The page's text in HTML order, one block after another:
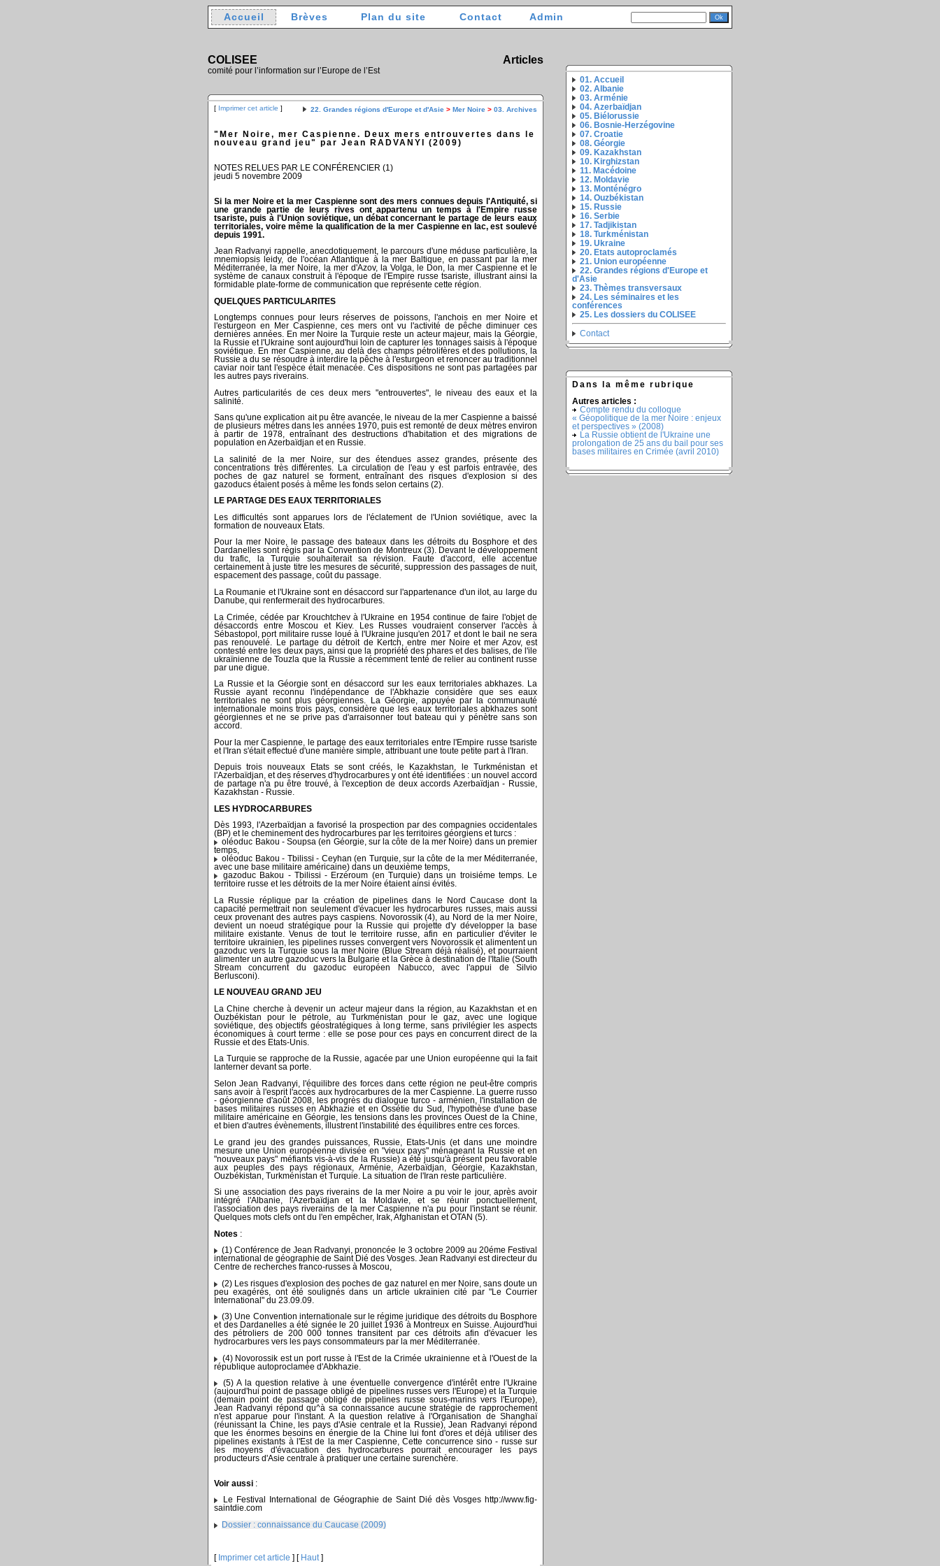
Accueil Brèves Plan du site Contact Admin
COLISEE Articles
comité pour l’information sur l’Europe de l’Est
[ Imprimer cet article ] 22. Grandes régions d'Europe et d'Asie > Mer Noire > 03. Archives
"Mer Noire, mer Caspienne. Deux mers entrouvertes dans le
nouveau grand jeu" par Jean RADVANYI (2009)
NOTES RELUES PAR LE CONFÉRENCIER (1)
jeudi 5 novembre 2009
Si la mer Noire et la mer Caspienne sont des mers connues depuis l'Antiquité, si
une grande partie de leurs rives ont appartenu un temps à l'Empire russe
tsariste, puis à l'Union soviétique, un débat concernant le partage de leurs eaux
territoriales, voire même la qualification de la mer Caspienne en lac, est soulevé
depuis 1991.
Jean Radvanyi rappelle, anecdotiquement, le parcours d'une méduse particulière, la
mnemiopsis leidy, de l'océan Atlantique à la mer Baltique, en passant par la mer
Méditerranée, la mer Noire, la mer d'Azov, la Volga, le Don, la mer Caspienne et le
système de canaux construit à l'époque de l'Empire russe tsariste, illustrant ainsi la
formidable plate-forme de communication que représente cette région.
QUELQUES PARTICULARITES
Longtemps connues pour leurs réserves de poissons, l'anchois en mer Noire et
l'esturgeon en Mer Caspienne, ces mers ont vu l'activité de pêche diminuer ces
dernières années. En mer Noire la Turquie reste un acteur majeur, mais la Géorgie,
la Russie et l'Ukraine sont aujourd'hui loin de capturer les tonnages saisis à l'époque
soviétique. En mer Caspienne, au delà des champs pétrolifères et des pollutions, la
Russie a du se résoudre à interdire la pêche à l'esturgeon et renoncer au traditionnel
caviar noir tant l'espèce était menacée. Ces dispositions ne sont pas partagées par
les autres pays riverains.
Autres particularités de ces deux mers "entrouvertes", le niveau des eaux et la
salinité.
Sans qu'une explication ait pu être avancée, le niveau de la mer Caspienne a baissé
de plusieurs mètres dans les années 1970, puis est remonté de deux mètres environ
à partir de 1978, entraînant des destructions d'habitation et des migrations de
population en Azerbaïdjan et en Russie.
La salinité de la mer Noire, sur des étendues assez grandes, présente des
concentrations très différentes. La circulation de l'eau y est parfois entravée, des
poches de gaz naturel se forment, entraînant des risques d'explosion si des
gazoducs étaient posés à même les fonds selon certains (2).
LE PARTAGE DES EAUX TERRITORIALES
Les difficultés sont apparues lors de l'éclatement de l'Union soviétique, avec la
formation de nouveaux Etats.
Pour la mer Noire, le passage des bateaux dans les détroits du Bosphore et des
Dardanelles sont régis par la Convention de Montreux (3). Devant le développement
du trafic, la Turquie souhaiterait sa révision. Faute d'accord, elle accentue
certainement à juste titre les mesures de sécurité, suppression des passages de nuit,
espacement des passage, coût du passage.
La Roumanie et l'Ukraine sont en désaccord sur l'appartenance d'un ilot, au large du
Danube, qui renfermerait des hydrocarbures.
La Crimée, cédée par Krouchtchev à l'Ukraine en 1954 continue de faire l'objet de
désaccords entre Moscou et Kiev. Les Russes voudraient conserver l'accès à
Sébastopol, port militaire russe loué à l'Ukraine jusqu'en 2017 et dont le bail ne sera
pas renouvelé. Le partage du détroit de Kertch, entre mer Noire et mer Azov, est
contesté entre les deux pays, ainsi que la propriété des phares et des balises, de l'ile
ukraïnienne de Touzla que la Russie a récemment tenté de relier au continent russe
par une digue.
La Russie et la Géorgie sont en désaccord sur les eaux territoriales abkhazes. La
Russie ayant reconnu l'indépendance de l'Abkhazie considère que ses eaux
territoriales ne sont plus géorgiennes. La Géorgie, appuyée par la communauté
internationale moins trois pays, considère que les eaux territoriales abkhazes sont
géorgiennes et ne se prive pas d'arraisonner tout bateau qui y pénètre sans son
accord.
Pour la mer Caspienne, le partage des eaux territoriales entre l'Empire russe tsariste
et l'Iran s'était effectué d'une manière simple, attribuant une toute petite part à l'Iran.
Depuis trois nouveaux Etats se sont créés, le Kazakhstan, le Turkménistan et
l'Azerbaïdjan, et des réserves d'hydrocarbures y ont été identifiées : un nouvel accord
de partage n'a pu être trouvé, à l'exception de deux accords Azerbaïdjan - Russie,
Kazakhstan - Russie.
LES HYDROCARBURES
Dès 1993, l'Azerbaïdjan a favorisé la prospection par des compagnies occidentales
(BP) et le cheminement des hydrocarbures par les territoires géorgiens et turcs :
oléoduc Bakou - Soupsa (en Géorgie, sur la côte de la mer Noire) dans un premier
temps,
oléoduc Bakou - Tbilissi - Ceyhan (en Turquie, sur la côte de la mer Méditerranée,
avec une base militaire américaine) dans un deuxième temps,
gazoduc Bakou - Tbilissi - Erzéroum (en Turquie) dans un troisiéme temps. Le
territoire russe et les détroits de la mer Noire étaient ainsi évités.
La Russie réplique par la création de pipelines dans le Nord Caucase dont la
capacité permettrait non seulement d'évacuer les hydrocarbures russes, mais aussi
ceux provenant des autres pays caspiens. Novorossik (4), au Nord de la mer Noire,
devient un noeud stratégique pour la Russie qui projette d'y développer la base
militaire existante. Venus de tout le territoire russe, afin en particulier d'éviter le
territoire ukrainien, les pipelines russes convergent vers Novorossik et alimentent un
gazoduc vers la Turquie sous la mer Noire (Blue Stream déjà réalisé), et pourraient
alimenter un autre gazoduc vers la Bulgarie et la Grèce à destination de l'Italie (South
Stream concurrent du gazoduc européen Nabucco, avec l'appui de Silvio
Berlusconi).
LE NOUVEAU GRAND JEU
La Chine cherche à devenir un acteur majeur dans la région, au Kazakhstan et en
Ouzbékistan pour le pétrole, au Turkménistan pour le gaz, avec une logique
soviétique, des objectifs géostratégiques à long terme, sans privilégier les aspects
économiques à court terme : elle se pose pour ces pays en concurrent direct de la
Russie et des Etats-Unis.
La Turquie se rapproche de la Russie, agacée par une Union européenne qui la fait
lanterner devant sa porte.
Selon Jean Radvanyi, l'équilibre des forces dans cette région ne peut-être compris
sans avoir à l'esprit l'accès aux hydrocarbures de la mer Caspienne. La guerre russo
- géorgienne d'août 2008, les progrès du dialogue turco - arménien, l'installation de
bases militaires russes en Abkhazie et en Ossétie du Sud, l'hypothèse d'une base
militaire américaine en Géorgie, les tensions dans les provinces Ouest de la Chine,
et bien d'autres évènements, illustrent l'instabilité des équilibres entre ces forces.
Le grand jeu des grandes puissances, Russie, Etats-Unis (et dans une moindre
mesure une Union européenne divisée en "vieux pays" ménageant la Russie et en
"nouveaux pays" méfiants vis-à-vis de la Russie) a été jusqu'à présent peu favorable
aux peuples des pays régionaux, Arménie, Azerbaïdjan, Géorgie, Kazakhstan,
Ouzbékistan, Turkménistan et Turquie. La situation de l'Iran reste particulière.
Si une association des pays riverains de la mer Noire a pu voir le jour, après avoir
intégré l'Albanie, l'Azerbaïdjan et la Moldavie, et se réunir ponctuellement,
l'association des pays riverains de la mer Caspienne n'a pu pour l'instant se réunir.
Quelques mots clefs ont du l'en empêcher, Irak, Afghanistan et OTAN (5).
Notes :
(1) Conférence de Jean Radvanyi, prononcée le 3 octobre 2009 au 20éme Festival
international de géographie de Saint Dié des Vosges. Jean Radvanyi est directeur du
Centre de recherches franco-russes à Moscou,
(2) Les risques d'explosion des poches de gaz naturel en mer Noire, sans doute un
peu exagérés, ont été soulignés dans un article ukraïnien cité par "Le Courrier
International" du 23.09.09.
(3) Une Convention internationale sur le régime juridique des détroits du Bosphore
et des Dardanelles a été signée le 20 juillet 1936 à Montreux en Suisse. Aujourd'hui
des pétroliers de 200 000 tonnes transitent par ces détroits afin d'évacuer les
hydrocarbures vers les pays consommateurs par la mer Méditerranée.
(4) Novorossik est un port russe à l'Est de la Crimée ukrainienne et à l'Ouest de la
république autoproclamée d'Abkhazie.
(5) A la question relative à une éventuelle convergence d'intérêt entre l'Ukraine
(aujourd'hui point de passage obligé de pipelines russes vers l'Europe) et la Turquie
(demain point de passage obligé de pipelines russe sous-marins vers l'Europe),
Jean Radvanyi répond qu^à sa connaissance aucune stratégie de rapprochement
n'est apparue pour l'instant. A la question relative à l'Organisation de Shanghaï
(réunissant la Chine, les pays d'Asie centrale et la Russie), Jean Radvanyi répond
que les énormes besoins en énergie de la Chine lui font d'ores et déjà utiliser des
pipelines existants à l'Est de la mer Caspienne, Cette concurrence sino - russe sur
les moyens d'évacuation des hydrocarbures pourrait encourager les pays
producteurs d'Asie centrale à pratiquer une certaine surenchère.
Voir aussi :
Le Festival International de Géographie de Saint Dié dès Vosges http://www.fig-
saintdie.com
Dossier : connaissance du Caucase (2009)
[ Imprimer cet article ] [ Haut ]
01. Accueil
02. Albanie
03. Arménie
04. Azerbaïdjan
05. Biélorussie
06. Bosnie-Herzégovine
07. Croatie
08. Géorgie
09. Kazakhstan
10. Kirghizstan
11. Macédoine
12. Moldavie
13. Monténégro
14. Ouzbékistan
15. Russie
16. Serbie
17. Tadjikistan
18. Turkménistan
19. Ukraine
20. Etats autoproclamés
21. Union européenne
22. Grandes régions d'Europe et
d'Asie
23. Thèmes transversaux
24. Les séminaires et les
conférences
25. Les dossiers du COLISEE
Contact
Dans la même rubrique
Autres articles :
Compte rendu du colloque
« Géopolitique de la mer Noire : enjeux
et perspectives » (2008)
La Russie obtient de l'Ukraine une
prolongation de 25 ans du bail pour ses
bases militaires en Crimée (avril 2010)